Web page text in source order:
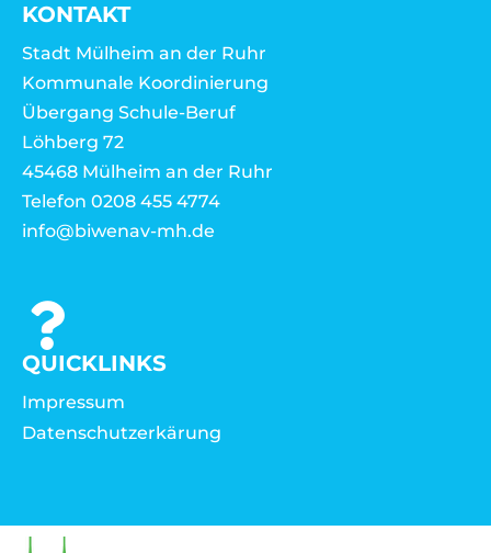
KONTAKT
Stadt Mülheim an der Ruhr
Kommunale Koordinierung
Übergang Schule-Beruf
Löhberg 72
45468 Mülheim an der Ruhr
Telefon 0208 455 4774
info@biwenav-mh.de
QUICKLINKS
Impressum
Datenschutzerkärung